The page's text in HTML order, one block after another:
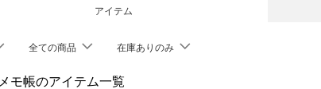
アイテム
全ての商品 在庫ありのみ
モ帳のアイテム一覧